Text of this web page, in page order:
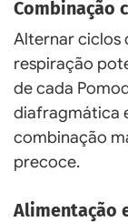
Combinação
Alternar ciclos
respiração
de cada
diafragmática
combinação
precoce.
Alimentação